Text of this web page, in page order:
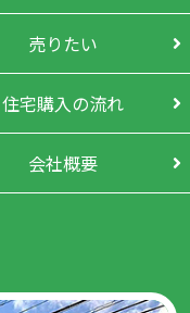
売りたい
住宅購入の流れ
会社概要